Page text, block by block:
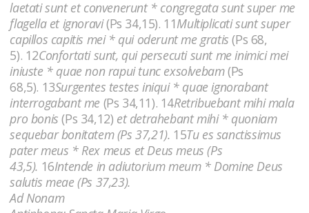
laetati sunt et convenerunt * congregata sunt super me
flagella et ignoravi(Ps 34,15). 11Multiplicati sunt super
capillos capitis mei * qui oderunt me gratis(Ps 68,
5). 12Confortati sunt, qui persecuti sunt me inimici mei
iniuste * quae non rapui tunc exsolvebam(Ps
68,5). 13Surgentes testes iniqui * quae ignorabant
interrogabant me (Ps 34,11). 14Retribuebant mihi mala
pro bonis(Ps 34,12) et detrahebant mihi * quoniam
sequebar bonitatem (Ps 37,21). 15Tu es sanctissimus
pater meus * Rex meus et Deus meus (Ps
43,5). 16Intende in adiutorium meum * Domine Deus
salutis meae (Ps 37,23).
Ad Nonam